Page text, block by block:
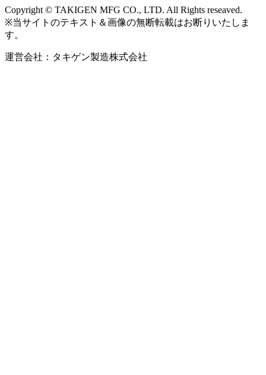
Copyright © TAKIGEN MFG CO., LTD. All Rights reseaved.
※当サイトのテキスト＆画像の無断転載はお断りいたしま
す。
運営会社：タキゲン製造株式会社